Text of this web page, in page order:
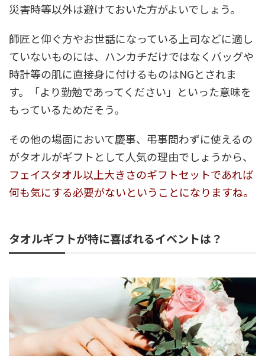
災害時等以外は避けておいた方がよいでしょう。
師匠と仰ぐ方やお世話になっている上司などに適し
ていないものには、ハンカチだけではなくバッグや
時計等の肌に直接身に付けるものはNGとされま
す。「より勤勉であってください」といった意味を
もっているためだそう。
その他の場面において慶事、弔事問わずに使えるの
がタオルがギフトとして人気の理由でしょうから、
フェイスタオル以上大きさのギフトセットであれば
何も気にする必要がないということになりますね。
タオルギフトが特に喜ばれるイベントは？